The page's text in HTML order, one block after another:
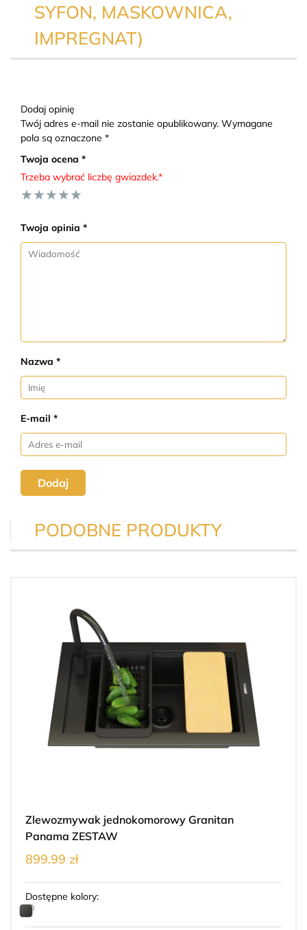
SYFON, MASKOWNICA,
IMPREGNAT)
Dodaj opinię
Twój adres e-mail nie zostanie opublikowany. Wymagane
pola są oznaczone *
Twoja ocena *
Trzeba wybrać liczbę gwiazdek.*
★
★
★
★
★
Twoja opinia *
Nazwa *
E-mail *
Dodaj
PODOBNE PRODUKTY
Zlewozmywak jednokomorowy Granitan
Panama ZESTAW
899.99 zł
Dostępne kolory: